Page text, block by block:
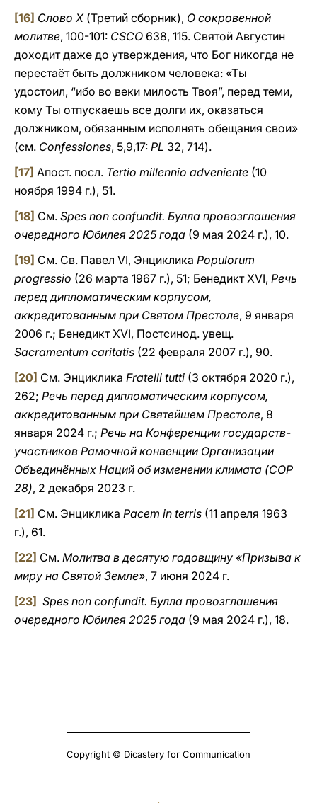
[16] Слово X(Третий сборник), О сокровенной
молитве, 100-101: CSCO 638, 115. Святой Августин
доходит даже до утверждения, что Бог никогда не
перестаёт быть должником человека: «Ты
удостоил, “ибо во веки милость Твоя”, перед теми,
кому Ты отпускаешь все долги их, оказаться
должником, обязанным исполнять обещания свои»
(см. Confessiones, 5,9,17: PL 32, 714).
[17] Апост. посл. Tertio millennio adveniente (10
ноября 1994 г.), 51.
[18] См. Spes non confundit. Булла провозглашения
очередного Юбилея 2025 года (9 мая 2024 г.), 10.
[19] См. Св. Павел VI, Энциклика Populorum
progressio (26 марта 1967 г.), 51; Бенедикт XVI, Речь
перед дипломатическим корпусом,
аккредитованным при Святом Престоле, 9 января
2006 г.; Бенедикт XVI, Постсинод. увещ.
Sacramentum caritatis (22 февраля 2007 г.), 90.
[20] См. Энциклика Fratelli tutti (3 октября 2020 г.),
262; Речь перед дипломатическим корпусом,
аккредитованным при Святейшем Престоле, 8
января 2024 г.; Речь на Конференции государств-
участников Рамочной конвенции Организации
Объединённых Наций об изменении климата (COP
28), 2 декабря 2023 г.
[21] См. Энциклика Pacem in terris (11 апреля 1963
г.), 61.
[22] См. Молитва в десятую годовщину «Призыва к
миру на Святой Земле», 7 июня 2024 г.
[23] Spes non confundit. Булла провозглашения
очередного Юбилея 2025 года (9 мая 2024 г.), 18.
Copyright © Dicastery for Communication